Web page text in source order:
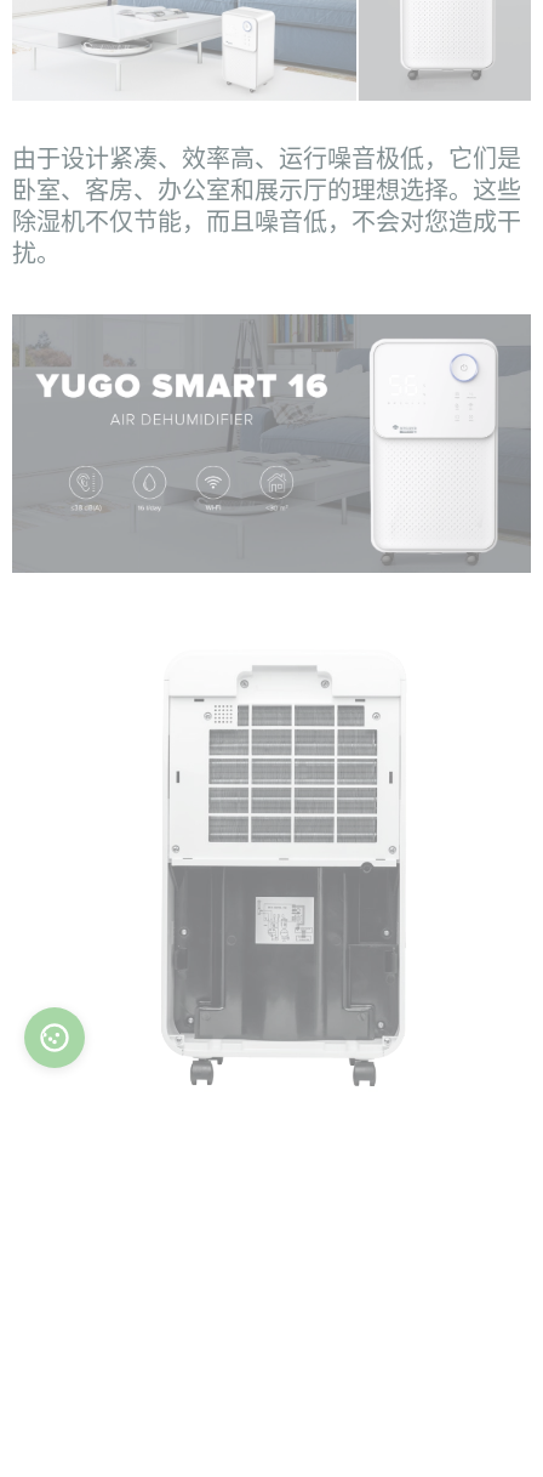
由于设计紧凑、效率高、运行噪音极低，它们是
卧室、客房、办公室和展示厅的理想选择。这些
除湿机不仅节能，而且噪音低，不会对您造成干
扰。